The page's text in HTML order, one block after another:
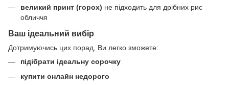
великий принт (горох) не підходить для дрібних рис
обличчя
Ваш ідеальний вибір
Дотримуючись цих порад, Ви легко зможете:
підібрати ідеальну сорочку
купити онлайн недорого